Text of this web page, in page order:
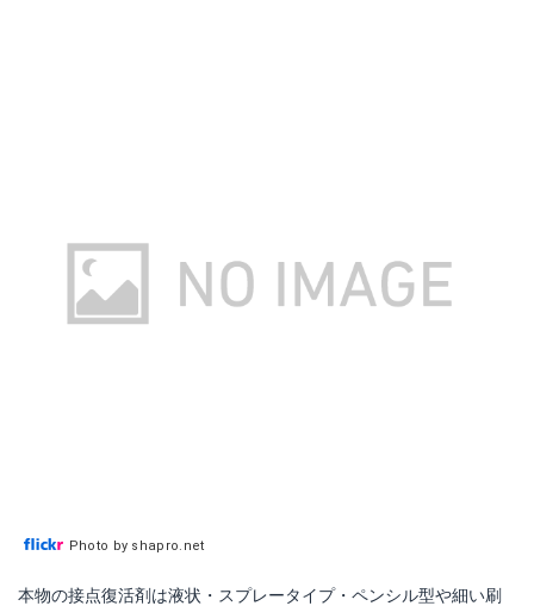
Photo by shapro.net
本物の接点復活剤は液状・スプレータイプ・ペンシル型や細い刷